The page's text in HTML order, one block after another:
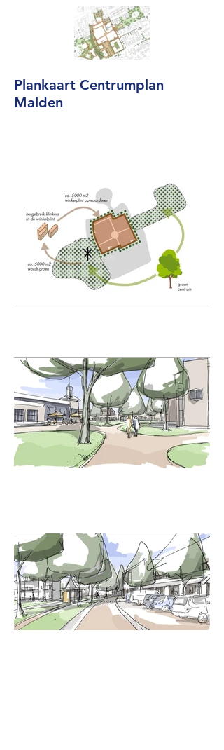
Plankaart Centrumplan
Malden